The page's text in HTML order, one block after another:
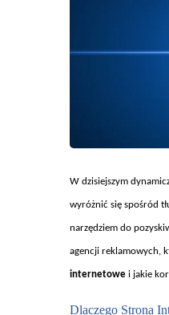
W dzisiejszym
wyróżnić się spośród t
narzędziem do
agencji reklamowych,
internetowe i jakie
Dlaczego Strona